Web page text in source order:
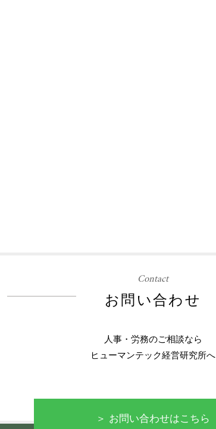
Contact
お問い合わせ
人事・労務のご相談なら
ヒューマンテック経営研究所へ
＞ お問い合わせはこちら